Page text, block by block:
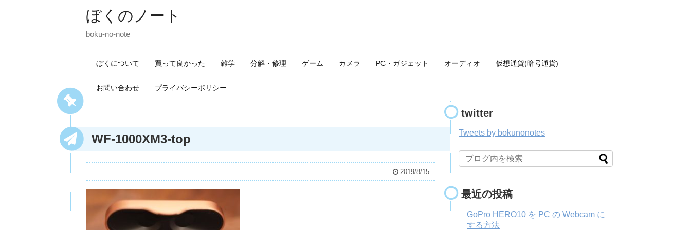
ぼくのノート
boku-no-note
ぼくについて 買って良かった 雑学 分解・修理 ゲーム カメラ PC・ガジェット オーディオ 仮想通貨(暗号通貨)
お問い合わせ プライバシーポリシー
WF-1000XM3-top
2019/8/15
twitter
Tweets by bokunonotes
最近の投稿
GoPro HERO10 を PC の Webcam に
する方法